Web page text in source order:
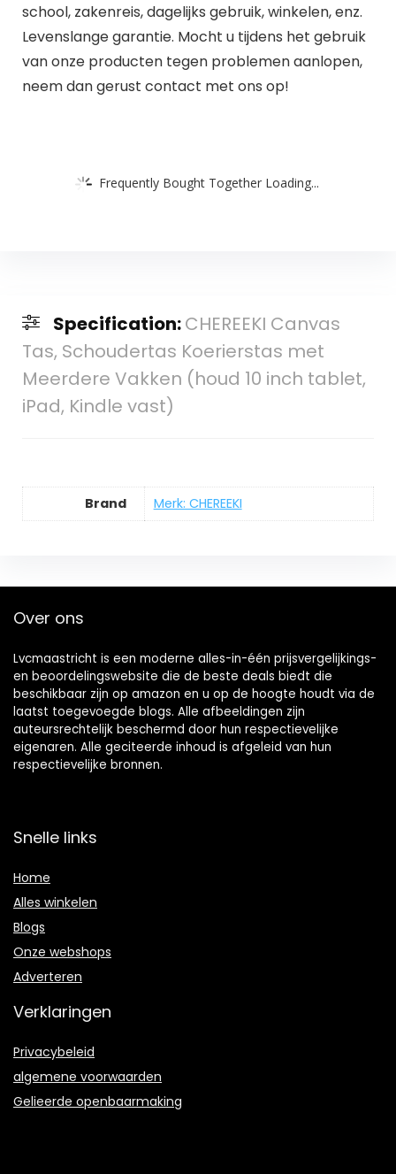
school, zakenreis, dagelijks gebruik, winkelen, enz.
Levenslange garantie. Mocht u tijdens het gebruik
van onze producten tegen problemen aanlopen,
neem dan gerust contact met ons op!
Frequently Bought Together Loading...
Specification:CHEREEKI Canvas
Tas, Schoudertas Koerierstas met
Meerdere Vakken (houd 10 inch tablet,
iPad, Kindle vast)
Brand Merk: CHEREEKI
Over ons
Lvcmaastricht is een moderne alles-in-één prijsvergelijkings-
en beoordelingswebsite die de beste deals biedt die
beschikbaar zijn op amazon en u op de hoogte houdt via de
laatst toegevoegde blogs. Alle afbeeldingen zijn
auteursrechtelijk beschermd door hun respectievelijke
eigenaren. Alle geciteerde inhoud is afgeleid van hun
respectievelijke bronnen.
Snelle links
Home
Alles winkelen
Blogs
Onze webshops
Adverteren
Verklaringen
Privacybeleid
algemene voorwaarden
Gelieerde openbaarmaking